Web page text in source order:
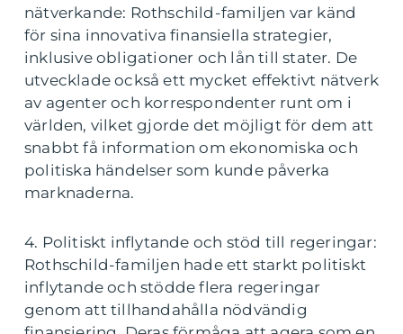
nätverkande: Rothschild-familjen var känd
för sina innovativa finansiella strategier,
inklusive obligationer och lån till stater. De
utvecklade också ett mycket effektivt nätverk
av agenter och korrespondenter runt om i
världen, vilket gjorde det möjligt för dem att
snabbt få information om ekonomiska och
politiska händelser som kunde påverka
marknaderna.
4. Politiskt inflytande och stöd till regeringar:
Rothschild-familjen hade ett starkt politiskt
inflytande och stödde flera regeringar
genom att tillhandahålla nödvändig